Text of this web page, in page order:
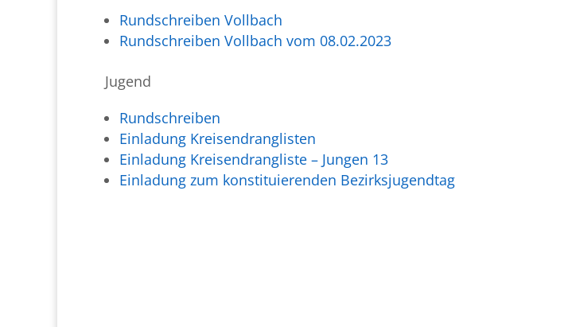
Rundschreiben Vollbach
Rundschreiben Vollbach vom 08.02.2023
Jugend
Rundschreiben
Einladung Kreisendranglisten
Einladung Kreisendrangliste – Jungen 13
Einladung zum konstituierenden Bezirksjugendtag